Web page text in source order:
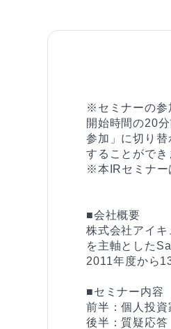
※セミナーの参
開始時間の20
参加」に切り
することができ
※本IRセミナー
■会社概要
株式会社アイキ
を主軸とした
2011年度から
■セミナー内容
前半：個人投
後半：質疑応答